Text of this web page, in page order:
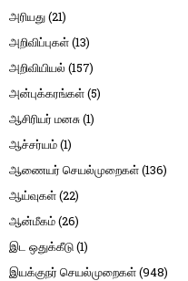
அரியது(21)
அறிவிப்புகள்(13)
அறிவியியல் (157)
அன்புக்கரங்கள்(5)
ஆசிரியர் மனசு(1)
ஆச்சர்யம்(1)
ஆணையர் செயல்முறைகள்(136)
ஆய்வுகள்(22)
ஆன்மீகம்(26)
இட ஒதுக்கீடு(1)
இயக்குநர் செயல்முறைகள்(948)